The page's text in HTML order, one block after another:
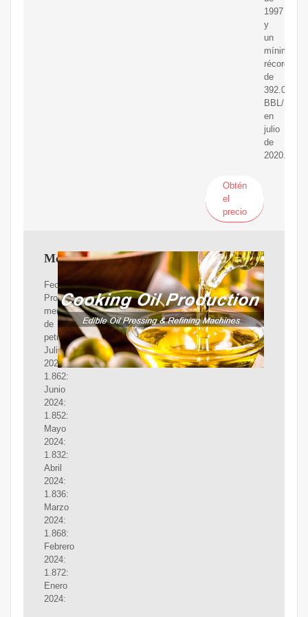
1997
y
un
mínimo
récord
de
392.00
BBL/D/1K
en
julio
de
2020.
Obtén
el
precio
México
Fecha
Producción
mensual
de
petróleo;
Julio
2024:
1.862:
Junio
2024:
1.852:
Mayo
2024:
1.832:
Abril
2024:
1.836:
Marzo
2024:
1.868:
Febrero
2024:
1.872:
Enero
2024: